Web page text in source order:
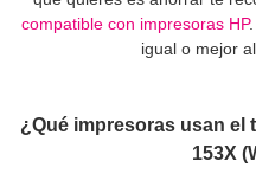
compatible con impresoras HP
igual o mejor
¿Qué impresoras usan el
153X